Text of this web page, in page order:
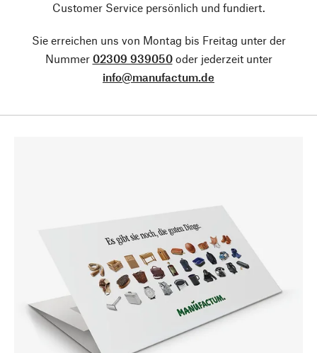
Customer Service persönlich und fundiert.
Sie erreichen uns von Montag bis Freitag unter der
Nummer 02309 939050oder jederzeit unter
info@manufactum.de